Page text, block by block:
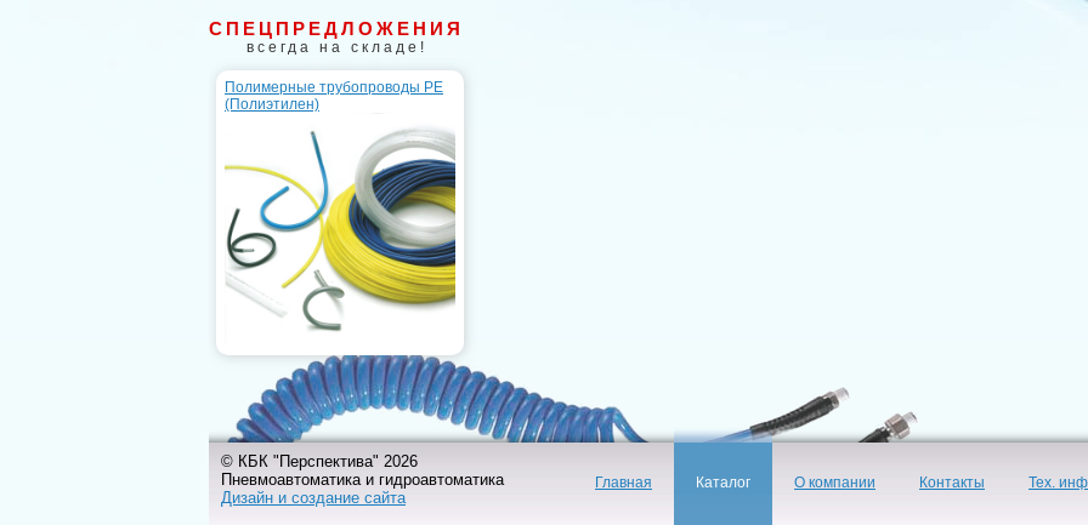
СПЕЦПРЕДЛОЖЕНИЯ
всегда на складе!
Полимерные трубопроводы PE
(Полиэтилен)
© КБК "Перспектива" 2026
Пневмоавтоматика и гидроавтоматика
Дизайн и создание сайта
Главная Каталог О компании Контакты Тех.